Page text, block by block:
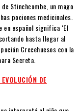
Stinchcombe, un mago
pociones medicinales.
en español significa ‘El
hasta llegar al
Crecehuesos con la
Secreta.
DE